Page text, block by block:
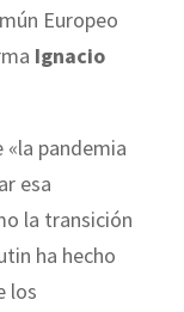
Europeo
Ignacio
pandemia
esa
la transición
ha hecho
los